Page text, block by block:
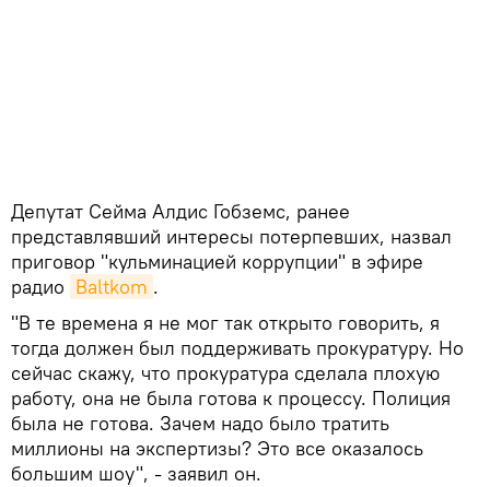
Депутат Сейма Алдис Гобземс, ранее
представлявший интересы потерпевших, назвал
приговор "кульминацией коррупции" в эфире
радио Baltkom .
"В те времена я не мог так открыто говорить, я
тогда должен был поддерживать прокуратуру. Но
сейчас скажу, что прокуратура сделала плохую
работу, она не была готова к процессу. Полиция
была не готова. Зачем надо было тратить
миллионы на экспертизы? Это все оказалось
большим шоу", - заявил он.